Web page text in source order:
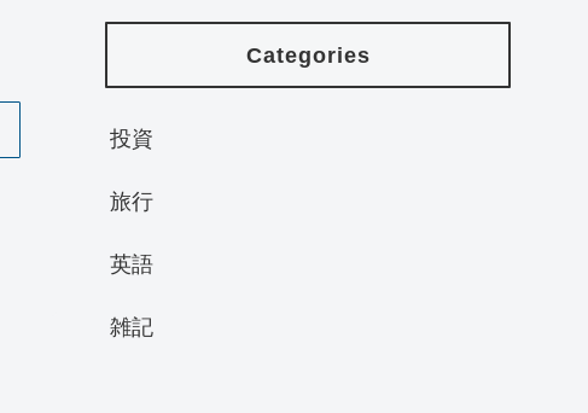
Categories
投資
旅行
英語
雑記